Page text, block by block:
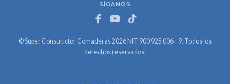
SÍGANOS
© Super Constructor Comaderas 2026 NIT 900 925 006 - 9. Todos los
derechos reservados.